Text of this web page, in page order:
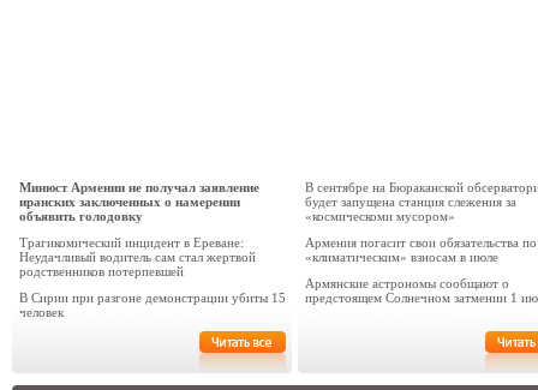
Минюст Армении не получал заявление
иранских заключенных о намерении
объявить голодовку
Трагикомический инцидент в Ереване:
Неудачливый водитель сам стал жертвой
родственников потерпевшей
В Сирии при разгоне демонстрации убиты 15
человек
В сентябре на Бюраканской
будет запущена станция слежения за
«космическоми мусором»
Армения погасит свои обязательства по
«климатическим» взносам в июле
Армянские астрономы сообщают о
предстоящем Солнечном затмении 1